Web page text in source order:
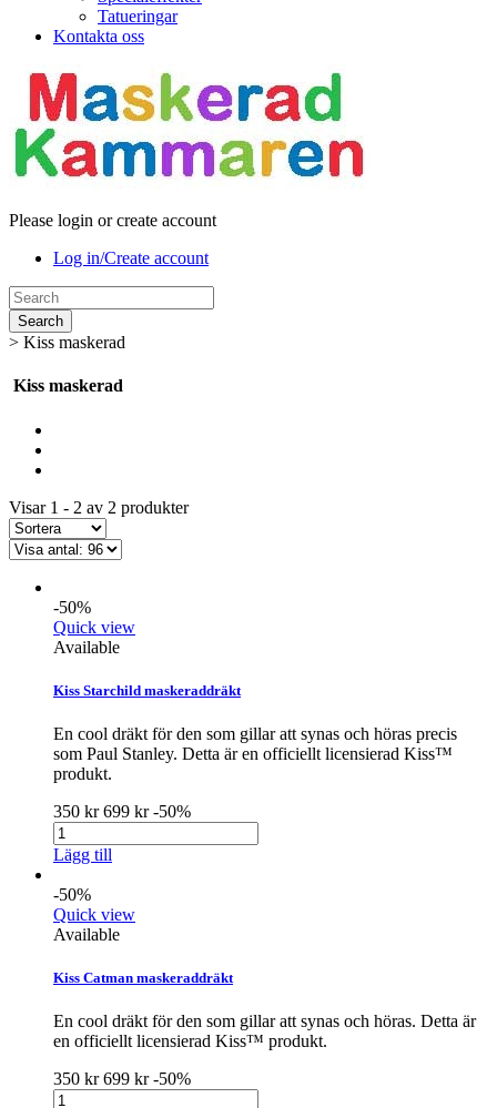
Tatueringar
Kontakta oss
Please login or create account
Log in/Create account
Search
> Kiss maskerad
Kiss maskerad
Visar 1 - 2 av 2 produkter
-50%
Quick view
Available
Kiss Starchild maskeraddräkt
En cool dräkt för den som gillar att synas och höras precis
som Paul Stanley. Detta är en officiellt licensierad Kiss™
produkt.
350 kr699 kr-50%
Lägg till
-50%
Quick view
Available
Kiss Catman maskeraddräkt
En cool dräkt för den som gillar att synas och höras. Detta är
en officiellt licensierad Kiss™ produkt.
350 kr699 kr-50%